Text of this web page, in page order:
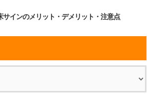
サインのメリット・デメリット・注意点